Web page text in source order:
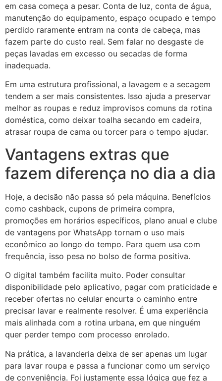
em casa começa a pesar. Conta de luz, conta de água,
manutenção do equipamento, espaço ocupado e tempo
perdido raramente entram na conta de cabeça, mas
fazem parte do custo real. Sem falar no desgaste de
peças lavadas em excesso ou secadas de forma
inadequada.
Em uma estrutura profissional, a lavagem e a secagem
tendem a ser mais consistentes. Isso ajuda a preservar
melhor as roupas e reduz improvisos comuns da rotina
doméstica, como deixar toalha secando em cadeira,
atrasar roupa de cama ou torcer para o tempo ajudar.
Vantagens extras que
fazem diferença no dia a dia
Hoje, a decisão não passa só pela máquina. Benefícios
como cashback, cupons de primeira compra,
promoções em horários específicos, plano anual e clube
de vantagens por WhatsApp tornam o uso mais
econômico ao longo do tempo. Para quem usa com
frequência, isso pesa no bolso de forma positiva.
O digital também facilita muito. Poder consultar
disponibilidade pelo aplicativo, pagar com praticidade e
receber ofertas no celular encurta o caminho entre
precisar lavar e realmente resolver. É uma experiência
mais alinhada com a rotina urbana, em que ninguém
quer perder tempo com processo enrolado.
Na prática, a lavanderia deixa de ser apenas um lugar
para lavar roupa e passa a funcionar como um serviço
de conveniência. Foi justamente essa lógica que fez a